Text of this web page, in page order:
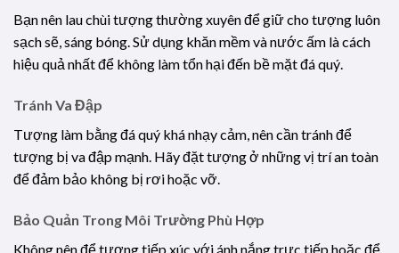
Bạn nên lau chùi tượng thường xuyên để giữ cho tượng luôn
sạch sẽ, sáng bóng. Sử dụng khăn mềm và nước ấm là cách
hiệu quả nhất để không làm tổn hại đến bề mặt đá quý.
Tránh Va Đập
Tượng làm bằng đá quý khá nhạy cảm, nên cần tránh để
tượng bị va đập mạnh. Hãy đặt tượng ở những vị trí an toàn
để đảm bảo không bị rơi hoặc vỡ.
Bảo Quản Trong Môi Trường Phù Hợp
Không nên để tượng tiếp xúc với ánh nắng trực tiếp hoặc để